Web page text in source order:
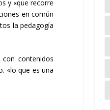
y «que recorre
en común
la pedagogía
contenidos
«lo que es una